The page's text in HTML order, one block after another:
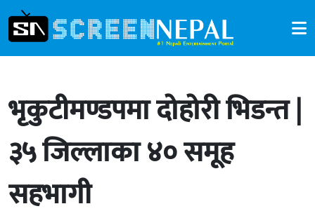
भृकुटीमण्डपमा दोहोरी भिडन्त |
३५ जिल्लाका ४० समूह
सहभागी